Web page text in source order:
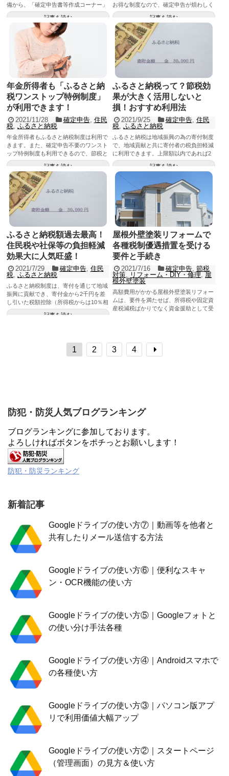
備から、「確定申告書等作成コーナー」
で申告書作成、税務署への送信まで細か
は、節税のためのチャンスです。是非、
節税に活用しましょう！
記事を読む
お得な制度なので、確定申告が煩わしく
て使わないのは勿体ないです！ふるなび
申告できるので特定事業者を利用して節
税にふるさと納税を大いに活用しましょ
う！
記事を読む
年金所得者も「ふるさと納
税ワンストップ特例制度」
が利用できます！
2021/11/28 確定申告, 住民
税 ふるさと納税
年金所得者もふるさと納税制度は利用で
きます。また、確定申告不要のワンスト
ップ特例制度も利用できるので、節税と
地域貢献に役立ちます。年末は、控除額
すれば、次年度の住民税が軽減され、行
政負担の軽減できます。
記事を読む
ふるさと納税って？節税効
果が大きく活用しないと
損！おすすめ利用法
2021/9/25 確定申告, 住民
税 ,ふるさと納税
ふるさと納税は地域振興の為の寄付制度
で、地域貢献と共に寄付者の税負担軽減
に利用できます。上限額以内であれば2
千円を超える支払額の全額が還付され、
ふるさと納税を理解し、大いに活用しま
しょう！
記事を読む
ふるさと納税額過去最高！
住民税や社保等の負担軽減
効果大に人気旺盛！
2021/7/29 確定申告, 住民
税 ふるさと納税
ふるさと納税制度は、寄付を通じて地域
振興に貢献でき、寄付金から2千円を差
し引いた税額控除（所得税からは10％相
当、住民税からは90％相当）が受けら
記事を読む
屋根外壁塗装リフォームで
各種税制優遇措置を受ける
要件と手続き
2021/7/16 確定申告, 節税
対策
リフォーム・DIY・修理,屋
根外壁塗装
高額費用がかかる屋根外壁塗装リフォー
ムは、要件を満たせば、所得税や固定資
産税減税ばかりでなく資金援助として受
1 2 3 4
防犯・防災人気ブログランキング
ブログランキングに参加しております。
よろしければボタンをポチっとお願いします！
防犯・防災ランキング
新着記事
Googleドライブの使い方⑦｜動画等を他者と
共有したりメール送信する方法
Googleドライブの使い方⑥｜便利なスキャ
ン・OCR機能の使い方
Googleドライブの使い方⑤｜Googleフォトと
の使い分け手法各種
Googleドライブの使い方④｜Androidスマホで
の各種使い方
Googleドライブの使い方③｜パソコン版アプ
リで利用価値大幅アップ
Googleドライブの使い方②｜スタートページ
（管理画面）の見方＆使い方